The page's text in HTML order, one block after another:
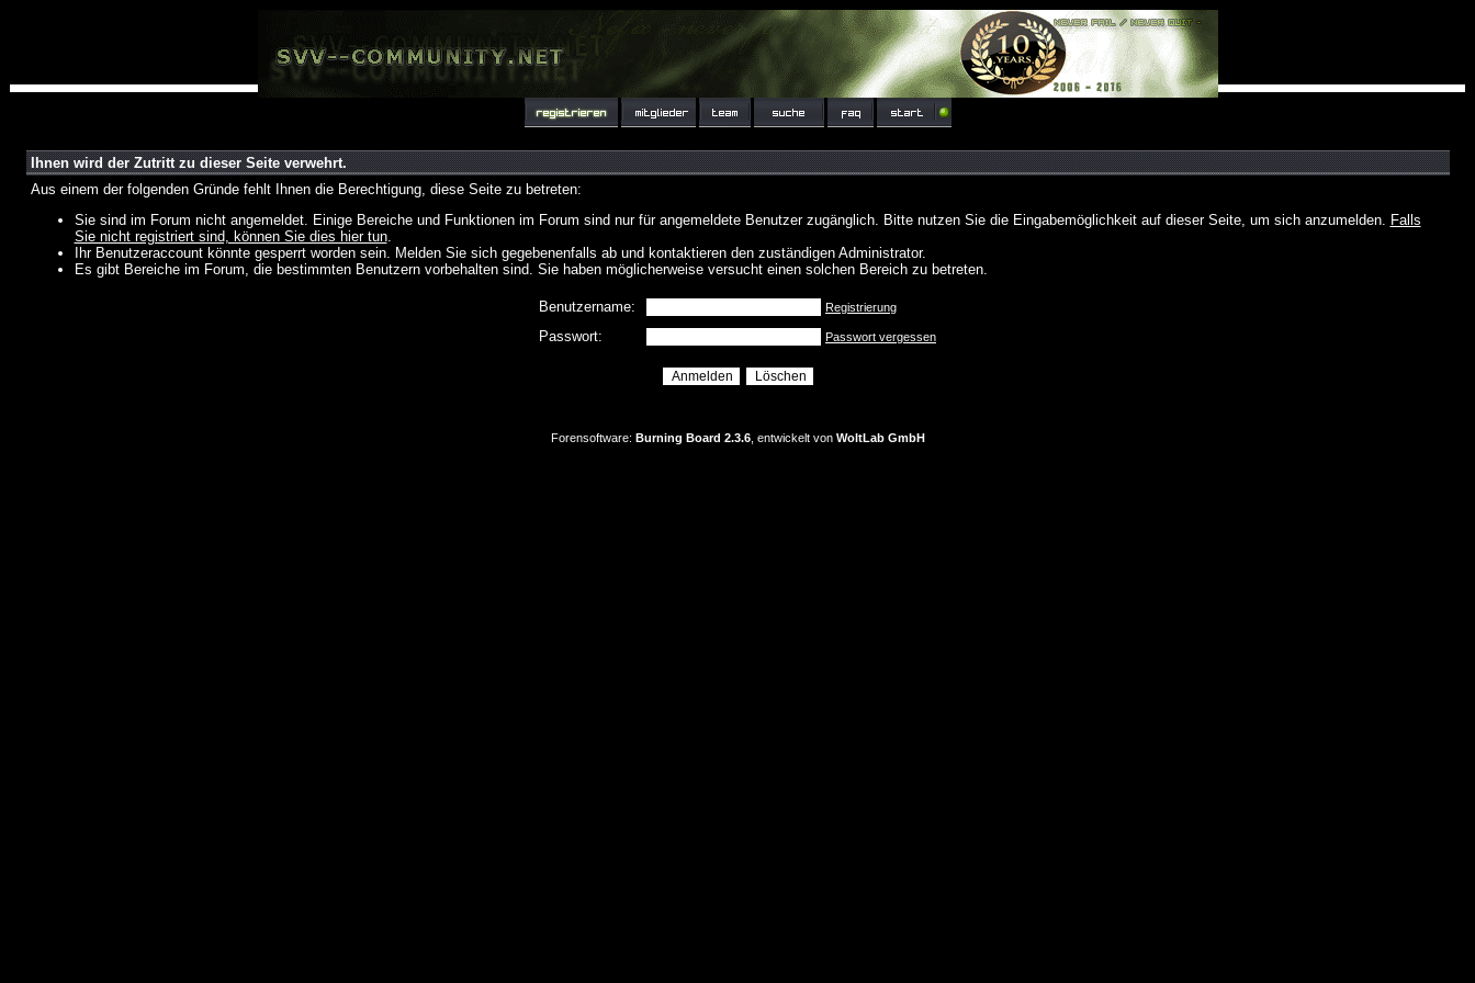
Ihnen wird der Zutritt zu dieser Seite verwehrt.
Aus einem der folgenden Gründe fehlt Ihnen die Berechtigung, diese Seite zu betreten:
Sie sind im Forum nicht angemeldet. Einige Bereiche und Funktionen im Forum sind nur für angemeldete Benutzer zugänglich. Bitte nutzen Sie die Eingabemöglichkeit auf dieser Seite, um sich anzumelden. Falls
Sie nicht registriert sind, können Sie dies hier tun.
Ihr Benutzeraccount könnte gesperrt worden sein. Melden Sie sich gegebenenfalls ab und kontaktieren den zuständigen Administrator.
Es gibt Bereiche im Forum, die bestimmten Benutzern vorbehalten sind. Sie haben möglicherweise versucht einen solchen Bereich zu betreten.
Benutzername: Registrierung
Passwort: Passwort vergessen
Forensoftware: Burning Board 2.3.6, entwickelt von WoltLab GmbH